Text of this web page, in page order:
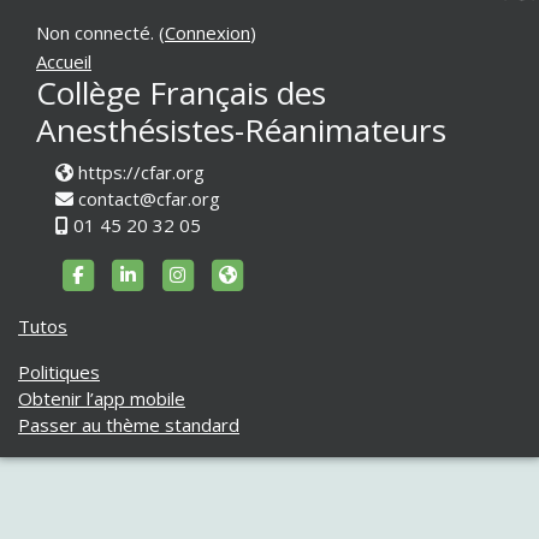
Non connecté. (Connexion)
Accueil
Collège Français des
Anesthésistes-Réanimateurs
https://cfar.org
contact@cfar.org
01 45 20 32 05
https://www.facebook.com/cfar.org
https://www.linkedin.com/company/cfar-org/
https://www.instagram.com/
Tutos
Politiques
Obtenir l’app mobile
Passer au thème standard